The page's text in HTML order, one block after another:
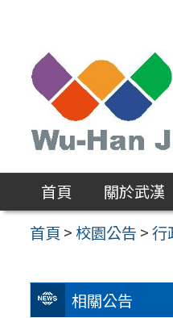
區
首頁 關於武漢
首頁 >校園公告 >行
相關公告